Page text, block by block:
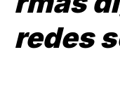
redes